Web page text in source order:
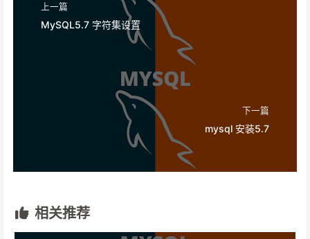
上一篇
MySQL5.7 字符集设置
下一篇
mysql 安装5.7
相关推荐